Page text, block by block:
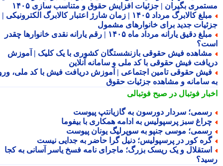
بگیران | جزئیات افزایش حقوق و متناسب سازی ۱۴۰۵
مبلغ کالابرگ مرداد ۱۴۰۵ | زمان شارژ اعتبار کالابرگ الکترونیکی |
جدید برای خانوارهای مشمول
مبلغ دقیق یارانه مرداد ماه ۱۴۰۵ | رقم یارانه نقدی خانوارها چقدر
فیش حقوقی بازنشستگان کشوری با یک کلیک | آموزش
فیش حقوقی با کد ملی و سامانه آنلاین
حقوقی تامین اجتماعی | آموزش دریافت فیش با کد ملی، ورود
سامانه و مشاهده جزئیات حقوق
فوتبال در صبح فوتبالی
سردار دورسون به گازیانتپ پیوست
سبز پرسپولیس به ادامه همکاری با بیفوما
موسی جنپو به سوپرلیگ یونان پیوست
کور در پرسپولیس؛ دنیل گرا حاضر به جدایی نیست
و یک ریسک بزرگ؛ ماجرای نامه فسخ یاسر آسانی به کجا